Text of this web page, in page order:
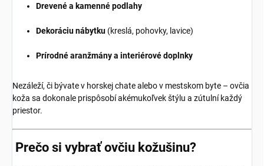
Drevené a kamenné podlahy
Dekoráciu nábytku (kreslá, pohovky, lavice)
Prírodné aranžmány a interiérové doplnky
Nezáleží, či bývate v horskej chate alebo v mestskom byte – ovčia
koža sa dokonale prispôsobí akémukoľvek štýlu a zútulní každý
priestor.
Prečo si vybrať ovčiu kožušinu?